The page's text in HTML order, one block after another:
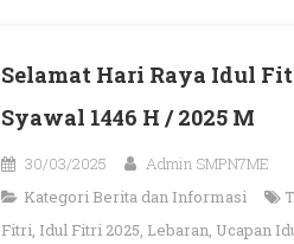
Selamat Hari Raya Idul
Syawal 1446 H / 2025 M
30/03/2025
Admin SMPN7ME
Kategori Berita dan Informasi
Fitri, Idul Fitri 2025, Lebaran, Ucapan